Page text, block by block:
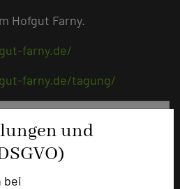
und
bei
Hofgut Farny.
farny.de/
farny.de/tagung/